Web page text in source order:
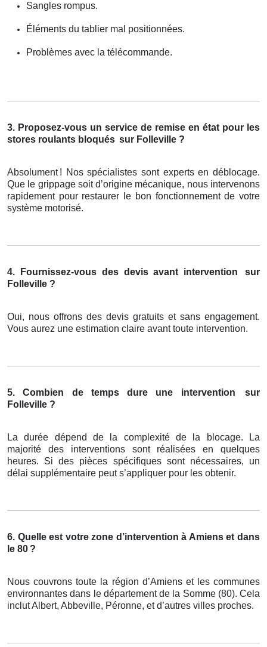
Sangles rompus.
Éléments du tablier mal positionnées.
Problèmes avec la télécommande.
3. Proposez-vous un service de remise en état pour les
stores roulants bloqués sur Folleville ?
Absolument ! Nos spécialistes sont experts en déblocage.
Que le grippage soit d’origine mécanique, nous intervenons
rapidement pour restaurer le bon fonctionnement de votre
système motorisé.
4. Fournissez-vous des devis avant intervention
sur
Folleville ?
Oui, nous offrons des devis gratuits et sans engagement.
Vous aurez une estimation claire avant toute intervention.
5. Combien de temps dure une intervention
sur
Folleville ?
La durée dépend de la complexité de la blocage. La
majorité des interventions sont réalisées en quelques
heures. Si des pièces spécifiques sont nécessaires, un
délai supplémentaire peut s’appliquer pour les obtenir.
6. Quelle est votre zone d’intervention à Amiens et dans
le 80 ?
Nous couvrons toute la région d’Amiens et les communes
environnantes dans le département de la Somme (80). Cela
inclut Albert, Abbeville, Péronne, et d’autres villes proches.